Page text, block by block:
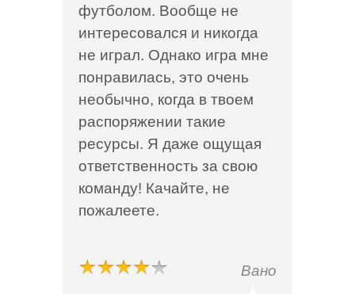
футболом. Вообще не
интересовался и никогда
не играл. Однако игра мне
понравилась, это очень
необычно, когда в твоем
распоряжении такие
ресурсы. Я даже ощущая
ответственность за свою
команду! Качайте, не
пожалеете.
Вано